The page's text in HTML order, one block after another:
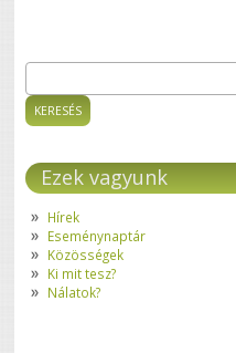
Keresés űrlap
Ezek vagyunk
Hírek
Eseménynaptár
Közösségek
Ki mit tesz?
Nálatok?